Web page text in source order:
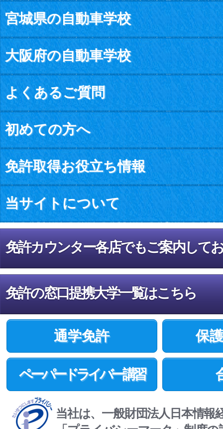
宮城県の自動車学校
大阪府の自動車学校
よくあるご質問
初めての方へ
免許取得お役立ち情報
当サイトについて
免許カウンター各店でもご案内して
免許の窓口提携大学一覧はこちら
通学免許
ペーパードライバー講習
保
当社は、一般財団法人日本情報